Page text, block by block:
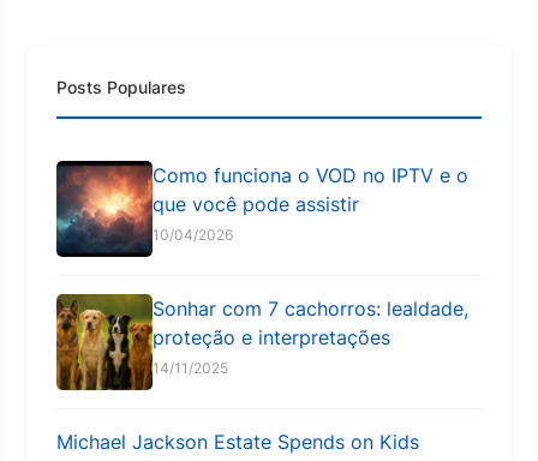
Posts Populares
Como funciona o VOD no IPTV e o
que você pode assistir
10/04/2026
Sonhar com 7 cachorros: lealdade,
proteção e interpretações
14/11/2025
Michael Jackson Estate Spends on Kids